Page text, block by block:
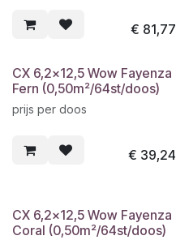
€ 81,77
CX 6,2x12,5 Wow Fayenza
Fern (0,50m²/64st/doos)
prijs per doos
€ 39,24
CX 6,2x12,5 Wow Fayenza
Coral (0,50m²/64st/doos)